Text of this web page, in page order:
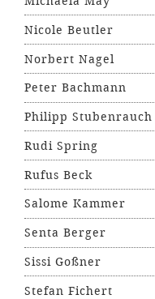
Nicole Beutler
Norbert Nagel
Peter Bachmann
Philipp Stubenrauch
Rudi Spring
Rufus Beck
Salome Kammer
Senta Berger
Sissi Goßner
Stefan Fichert